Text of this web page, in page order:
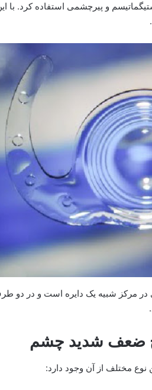
و ​​پیرچشمی استفاده کرد. با
در مرکز شبیه یک دایره‌ است و در دو
ضعف شدید چشم